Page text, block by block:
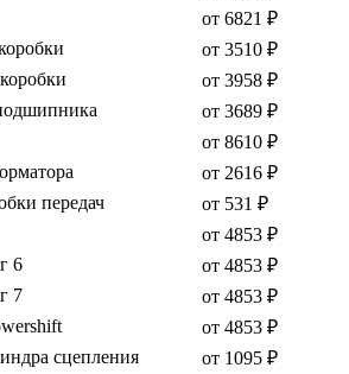
от 6821 ₽
от 3510 ₽
от 3958 ₽
от 3689 ₽
от 8610 ₽
от 2616 ₽
передач
от 531 ₽
от 4853 ₽
6
от 4853 ₽
7
от 4853 ₽
от 4853 ₽
сцепления
от 1095 ₽